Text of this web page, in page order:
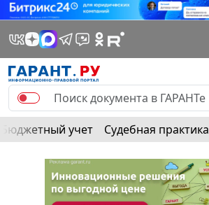
Бюджетный учет Судебная практика